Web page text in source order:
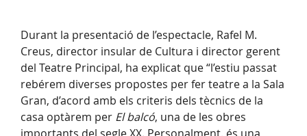
Durant la presentació de l’espectacle, Rafel M.
Creus, director insular de Cultura i director gerent
del Teatre Principal, ha explicat que “l’estiu passat
rebérem diverses propostes per fer teatre a la Sala
Gran, d’acord amb els criteris dels tècnics de la
casa optàrem per El balcó, una de les obres